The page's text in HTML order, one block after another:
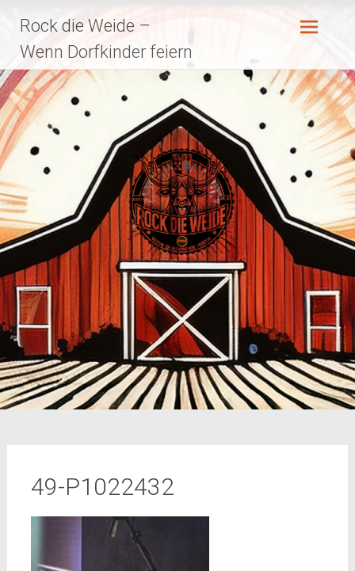
Inhalt
springen
Rock die Weide –
Wenn Dorfkinder feiern
49-P1022432